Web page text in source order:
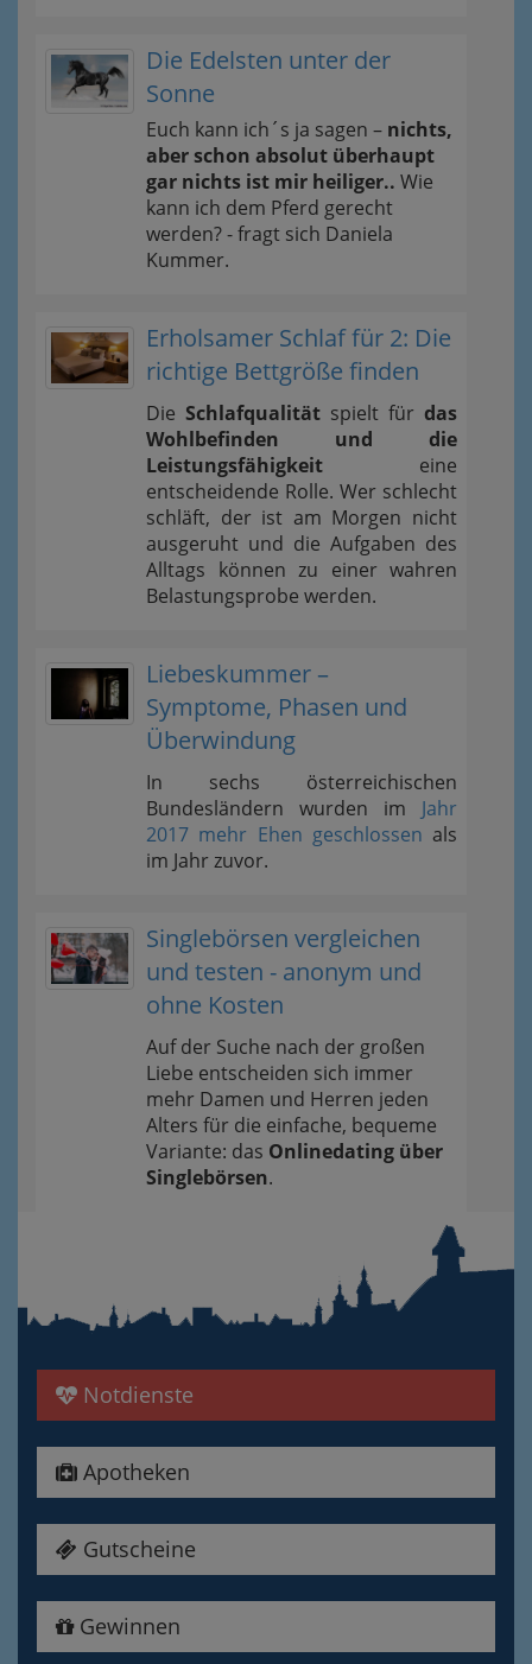
Die Edelsten unter der
Sonne
Euch kann ich´s ja sagen – nichts,
aber schon absolut überhaupt
gar nichts ist mir heiliger.. Wie
kann ich dem Pferd gerecht
werden? - fragt sich Daniela
Kummer.
Erholsamer Schlaf für 2: Die
richtige Bettgröße finden
Die Schlafqualität spielt für das
Wohlbefinden und die
Leistungsfähigkeit eine
entscheidende Rolle. Wer schlecht
schläft, der ist am Morgen nicht
ausgeruht und die Aufgaben des
Alltags können zu einer wahren
Belastungsprobe werden.
Liebeskummer –
Symptome, Phasen und
Überwindung
In sechs österreichischen
Bundesländern wurden im Jahr
2017 mehr Ehen geschlossen als
im Jahr zuvor.
Singlebörsen vergleichen
und testen - anonym und
ohne Kosten
Auf der Suche nach der großen
Liebe entscheiden sich immer
mehr Damen und Herren jeden
Alters für die einfache, bequeme
Variante: das Onlinedating über
Singlebörsen.
Notdienste
Apotheken
Gutscheine
Gewinnen